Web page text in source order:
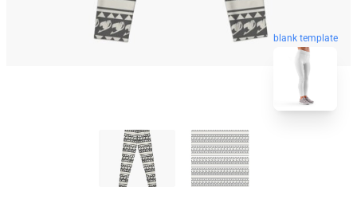
blank template